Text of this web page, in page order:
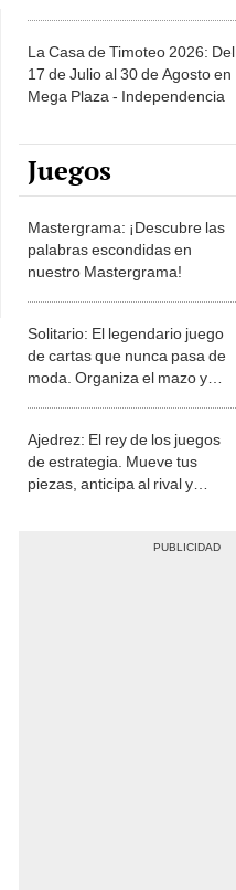
La Casa de Timoteo 2026: Del
17 de Julio al 30 de Agosto en
Mega Plaza - Independencia
Juegos
Mastergrama: ¡Descubre las
palabras escondidas en
nuestro Mastergrama!
Solitario: El legendario juego
de cartas que nunca pasa de
moda. Organiza el mazo y
Ajedrez: El rey de los juegos
de estrategia. Mueve tus
piezas, anticipa al rival y